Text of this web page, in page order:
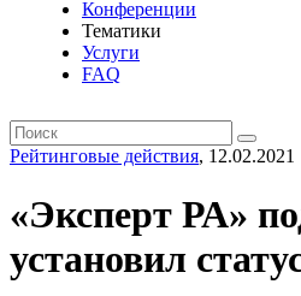
Конференции
Тематики
Услуги
FAQ
Рейтинговые действия, 12.02.2021
«Эксперт РА»
установил